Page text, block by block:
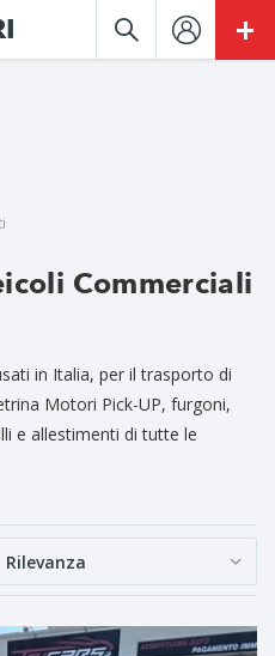
Commerciali
in Italia, per il trasporto di
Motori Pick-UP, furgoni,
e allestimenti di tutte le